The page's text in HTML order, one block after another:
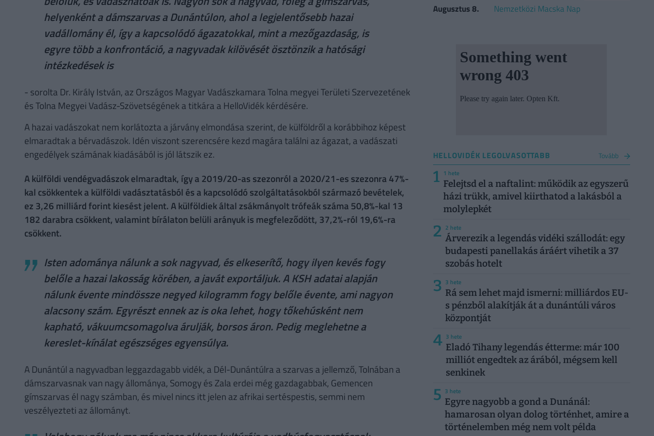
helyenként a dámszarvas a Dunántúlon, ahol a legjelentősebb hazai
vadállomány él, így a kapcsolódó ágazatokkal, mint a mezőgazdaság, is
egyre több a konfrontáció, a nagyvadak kilövését ösztönzik a hatósági
intézkedések is
- sorolta Dr. Király István, az Országos Magyar Vadászkamara Tolna megyei Területi Szervezetének
és Tolna Megyei Vadász-Szövetségének a titkára a HelloVidék kérdésére.
A hazai vadászokat nem korlátozta a járvány elmondása szerint, de külföldről a korábbihoz képest
elmaradtak a bérvadászok. Idén viszont szerencsére kezd magára találni az ágazat, a vadászati
engedélyek számának kiadásából is jól látszik ez.
A külföldi vendégvadászok elmaradtak, így a 2019/20-as szezonról a 2020/21-es szezonra 47%-
kal csökkentek a külföldi vadásztatásból és a kapcsolódó szolgáltatásokból származó bevételek,
ez 3,26 milliárd forint kiesést jelent. A külföldiek által zsákmányolt trófeák száma 50,8%-kal 13
182 darabra csökkent, valamint bírálaton belüli arányuk is megfeleződött, 37,2%-ról 19,6%-ra
csökkent.
Isten adománya nálunk a sok nagyvad, és elkeserítő, hogy ilyen kevés fogy
belőle a hazai lakosság körében, a javát exportáljuk. A KSH adatai alapján
nálunk évente mindössze negyed kilogramm fogy belőle évente, ami nagyon
alacsony szám. Egyrészt ennek az is oka lehet, hogy tőkehúsként nem
kapható, vákuumcsomagolva árulják, borsos áron. Pedig meglehetne a
kereslet-kínálat egészséges egyensúlya.
A Dunántúl a nagyvadban leggazdagabb vidék, a Dél-Dunántúlra a szarvas a jellemző, Tolnában a
dámszarvasnak van nagy állománya, Somogy és Zala erdei még gazdagabbak, Gemencen
gímszarvas él nagy számban, és mivel nincs itt jelen az afrikai sertéspestis, semmi nem
veszélyezteti az állományt.
Augusztus 8. Nemzetközi Macska Nap
HELLOVIDÉK LEGOLVASOTTABB Tovább
1 1 hete
Felejtsd el a naftalint: működik az egyszerű
házi trükk, amivel kiirthatod a lakásból a
molylepkét
2 2 hete
Árverezik a legendás vidéki szállodát: egy
budapesti panellakás áráért vihetik a 37
szobás hotelt
3 3 hete
Rá sem lehet majd ismerni: milliárdos EU-
s pénzből alakítják át a dunántúli város
központját
4 3 hete
Eladó Tihany legendás étterme: már 100
milliót engedtek az árából, mégsem kell
senkinek
5 3 hete
Egyre nagyobb a gond a Dunánál:
hamarosan olyan dolog történhet, amire a
történelemben még nem volt példa